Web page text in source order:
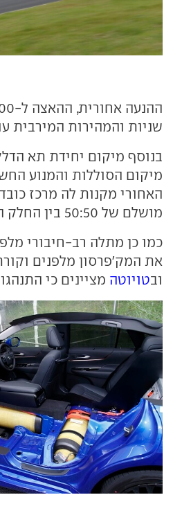
שניות והמהירות המירבית עומדת
בנוסף מיקום יחידת תא
מיקום הסוללות והמנוע
האחורי מקנות לה מרכז כובד
מושלם של 50:50 בין החלק הקדמי לאחורי.
כמו כן מתלה רב-חיבורי
את המק'פרסון מלפנים
ובטויוטה מציינים כי